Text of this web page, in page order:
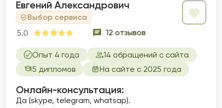
Евгений Александрович
Выбор сервиса
5.0
12 отзывов
Опыт 4 года
14 обращений с сайта
5 дипломов
На сайте с 2025 года
Онлайн-консультация:
Да (skype, telegram, whatsap).